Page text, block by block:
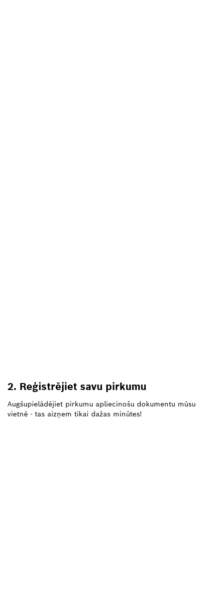
2. Reģistrējiet savu pirkumu
Augšupielādējiet pirkumu apliecinošu dokumentu mūsu
vietnē - tas aizņem tikai dažas minūtes!